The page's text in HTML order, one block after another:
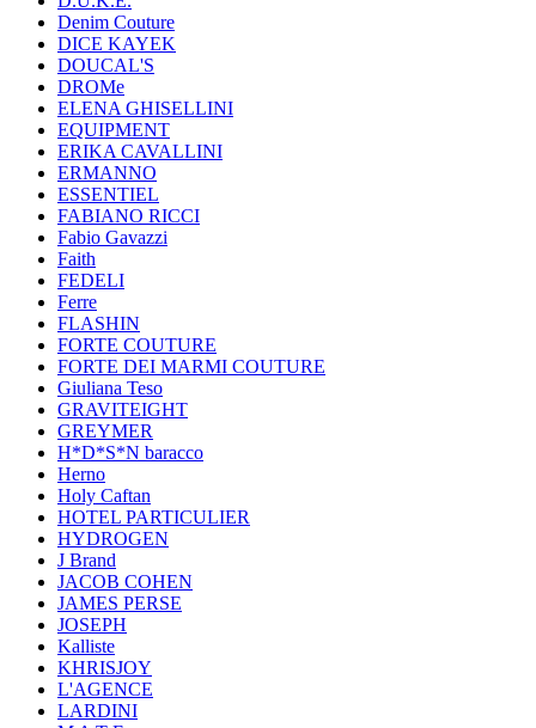
Denim Couture
DICE KAYEK
DOUCAL'S
DROMe
ELENA GHISELLINI
EQUIPMENT
ERIKA CAVALLINI
ERMANNO
ESSENTIEL
FABIANO RICCI
Fabio Gavazzi
Faith
FEDELI
Ferre
FLASHIN
FORTE COUTURE
FORTE DEI MARMI COUTURE
Giuliana Teso
GRAVITEIGHT
GREYMER
H*D*S*N baracco
Herno
Holy Caftan
HOTEL PARTICULIER
HYDROGEN
J Brand
JACOB COHEN
JAMES PERSE
JOSEPH
Kalliste
KHRISJOY
L'AGENCE
LARDINI